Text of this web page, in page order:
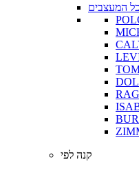
כל המעצבים
קנה לפי